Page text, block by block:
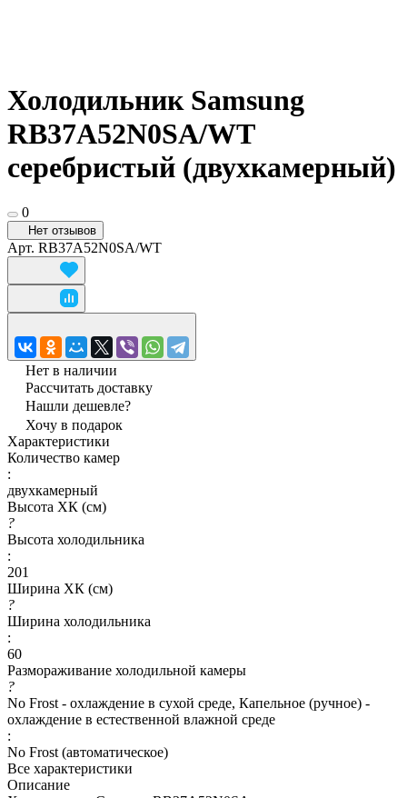
Холодильник Samsung
RB37A52N0SA/WT
серебристый (двухкамерный)
0
Нет отзывов
Арт. RB37A52N0SA/WT
Нет в наличии
Рассчитать доставку
Нашли дешевле?
Хочу в подарок
Характеристики
Количество камер
:
двухкамерный
Высота ХК (см)
?
Высота холодильника
:
201
Ширина ХК (см)
?
Ширина холодильника
:
60
Размораживание холодильной камеры
?
No Frost - охлаждение в сухой среде, Капельное (ручное) -
охлаждение в естественной влажной среде
:
No Frost (автоматическое)
Все характеристики
Описание